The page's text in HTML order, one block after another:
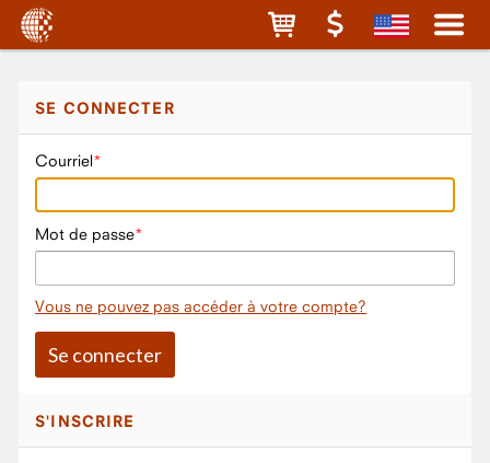
SE CONNECTER
Courriel
Mot de passe
Vous ne pouvez pas accéder à votre compte?
S'INSCRIRE